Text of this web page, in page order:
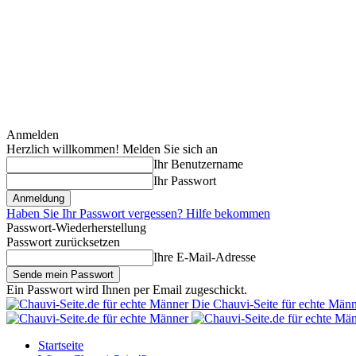
Anmelden
Herzlich willkommen! Melden Sie sich an
Ihr Benutzername
Ihr Passwort
Haben Sie Ihr Passwort vergessen? Hilfe bekommen
Passwort-Wiederherstellung
Passwort zurücksetzen
Ihre E-Mail-Adresse
Ein Passwort wird Ihnen per Email zugeschickt.
Die Chauvi-Seite für echte
Startseite